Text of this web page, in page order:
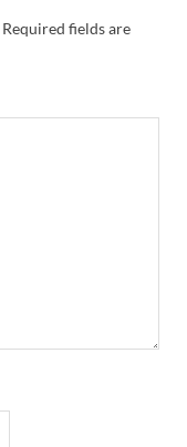
Required fields are